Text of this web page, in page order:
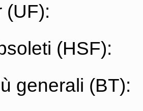
(UF):
(HSF):
generali (BT):